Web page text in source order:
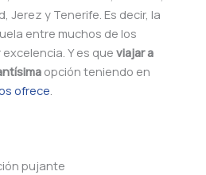
Jerez y Tenerife. Es decir, la
entre muchos de los
Y es que viajar a
opción teniendo en
ofrece.
pujante